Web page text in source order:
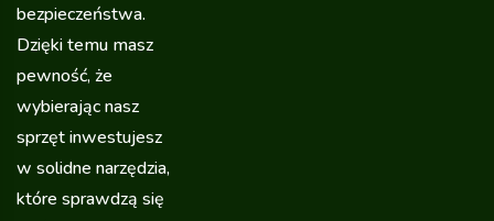
bezpieczeństwa.
Dzięki temu masz
pewność, że
wybierając nasz
sprzęt inwestujesz
w solidne narzędzia,
które sprawdzą się